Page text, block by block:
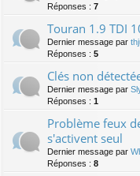
Réponses : 7
Touran 1.9 TDI
Dernier message par
Réponses : 5
Clés non
Dernier message par
Réponses : 1
Problème feux
s'activent seul
Dernier message par
Réponses : 8